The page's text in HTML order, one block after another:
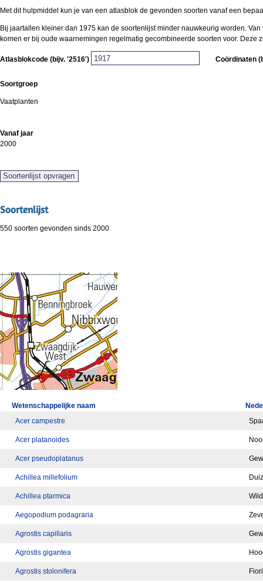
Met dit hulpmiddel kun je van een atlasblok de gevonden soorten vanaf een
Bij jaartallen kleiner dan 1975 kan de soortenlijst minder nauwkeurig worden.
komen er bij oude waarnemingen regelmatig gecombineerde soorten voor.
Atlasblokcode (bijv. '2516') Coördinaten
Soortgroep
Vaatplanten
Vanaf jaar
2000
Soortenlijst
550 soorten gevonden sinds 2000
Wetenschappelijke naam
Acer campestre
Acer platanoides
Acer pseudoplatanus
Achillea millefolium
Achillea ptarmica
Aegopodium podagraria
Agrostis capillaris
Agrostis gigantea
Agrostis stolonifera